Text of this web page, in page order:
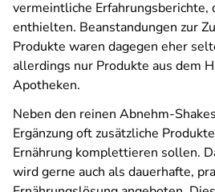
vermeintliche Erfahrungsberichte,
enthielten. Beanstandungen zur
Produkte waren dagegen eher
allerdings nur Produkte aus dem
Apotheken.
Neben den reinen Abnehm-
Ergänzung oft zusätzliche
Ernährung komplettieren sollen.
wird gerne auch als dauerhafte,